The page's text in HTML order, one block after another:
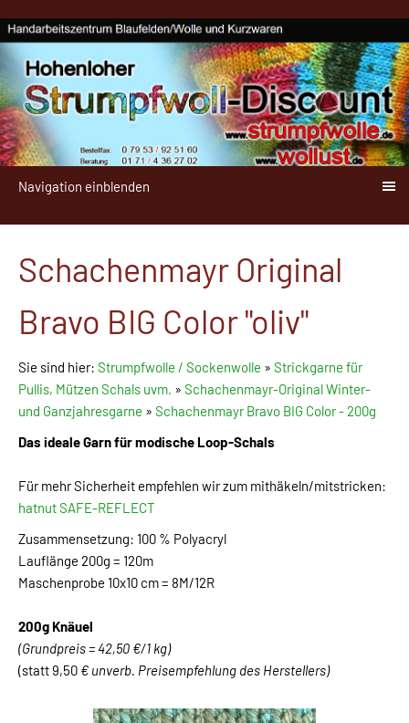
Navigation einblenden
Schachenmayr Original
Bravo BIG Color "oliv"
Sie sind hier: Strumpfwolle / Sockenwolle » Strickgarne für
Pullis, Mützen Schals uvm. » Schachenmayr-Original Winter-
und Ganzjahresgarne » Schachenmayr Bravo BIG Color - 200g
Das ideale Garn für modische Loop-Schals
Für mehr Sicherheit empfehlen wir zum mithäkeln/mitstricken:
hatnut SAFE-REFLECT
Zusammensetzung: 100 % Polyacryl
Lauflänge 200g = 120m
Maschenprobe 10x10 cm = 8M/12R
200g Knäuel
(Grundpreis = 42,50 €/1 kg)
(statt 9,50 € unverb. Preisempfehlung des Herstellers)